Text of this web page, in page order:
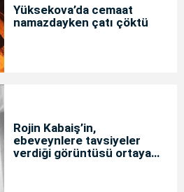
Yüksekova’da cemaat
namazdayken çatı çöktü
Rojin Kabaiş’in,
ebeveynlere tavsiyeler
verdiği görüntüsü ortaya